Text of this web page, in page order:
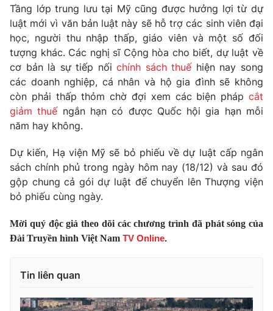
Góc doanh nghiệp
Truyền hình
Phim VTV
Hậu trường
Nhân vật
Khán giả
Giải sao mai
Giải trí
Điện ảnh
Âm nhạc
Sao
Đời sống
Du lịch
Làm đẹp
Chất lượng cuộc sống
Giáo dục
Học trực tuyến
Công nghệ
Hitech Công nghệ tương lai
Sản phẩm
Thị trường
Giao lưu trực tuyến
Lịch phát sóng
Tầng lớp trung lưu tại Mỹ cũng được hưởng lợi từ dự
luật mới vì văn bản luật này sẽ hỗ trợ các sinh viên đại
học, người thu nhập thấp, giáo viên và một số đối
tượng khác. Các nghị sĩ Cộng hòa cho biết, dự luật về
cơ bản là sự tiếp nốichính sách thuếhiện nay song
các doanh nghiệp, cá nhân và hộ gia đình sẽ không
còn phải thấp thỏm chờ đợi xem các biện pháp cắt
giảm thuếngắn hạn có được Quốc hội gia hạn mỗi
năm hay không.
Dự kiến, Hạ viện Mỹ sẽ bỏ phiếu về dự luật cấp ngân
sách chính phủ trong ngày hôm nay (18/12) và sau đó
gộp chung cả gói dự luật để chuyển lên Thượng viện
bỏ phiếu cùng ngày.
Mời quý độc giả theo dõi các chương trình đã phát sóng của
Đài Truyền hình Việt Nam TV Online.
Tin liên quan